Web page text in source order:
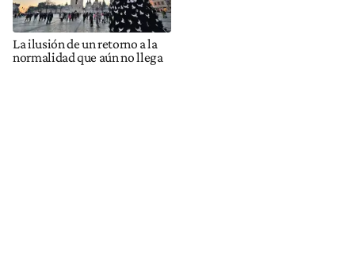
La ilusión de un retorno a la
normalidad que aún no llega